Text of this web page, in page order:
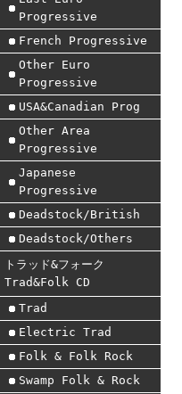
Progressive
French Progressive
Other Euro
Progressive
USA&Canadian Prog
Other Area
Progressive
Japanese
Progressive
Deadstock/British
Deadstock/Others
トラッド&フォーク
Trad&Folk CD
Trad
Electric Trad
Folk & Folk Rock
Swamp Folk & Rock